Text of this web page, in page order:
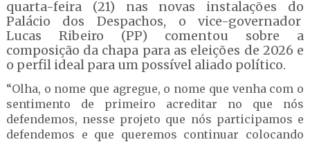
quarta-feira (21) nas novas instalações do
Palácio dos Despachos, o vice-governador
Lucas Ribeiro (PP) comentou sobre a
composição da chapa para as eleições de 2026 e
o perfil ideal para um possível aliado político.
“Olha, o nome que agregue, o nome que venha com o
sentimento de primeiro acreditar no que nós
defendemos, nesse projeto que nós participamos e
defendemos e que queremos continuar colocando